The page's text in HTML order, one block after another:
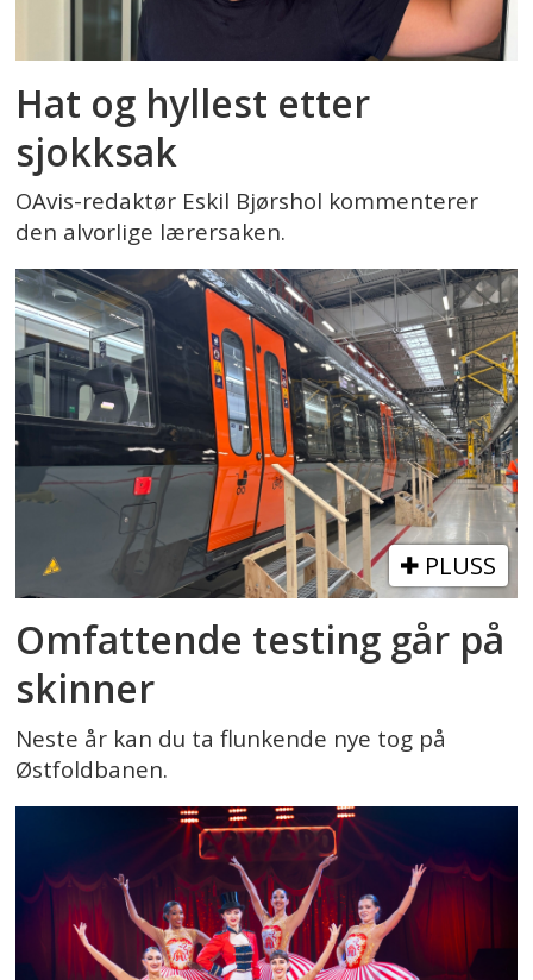
Hat og hyllest etter
sjokksak
OAvis-redaktør Eskil Bjørshol kommenterer
den alvorlige lærersaken.
PLUSS
Omfattende testing går på
skinner
Neste år kan du ta flunkende nye tog på
Østfoldbanen.